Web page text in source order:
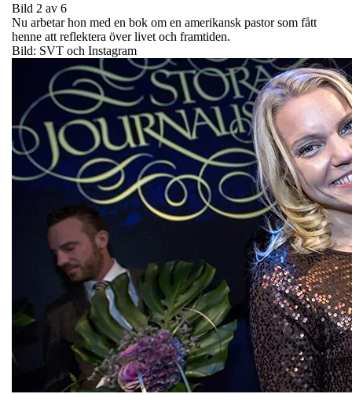
Bild 2 av 6
Nu arbetar hon med en bok om en amerikansk pastor som fått
henne att reflektera över livet och framtiden.
Bild: SVT och Instagram